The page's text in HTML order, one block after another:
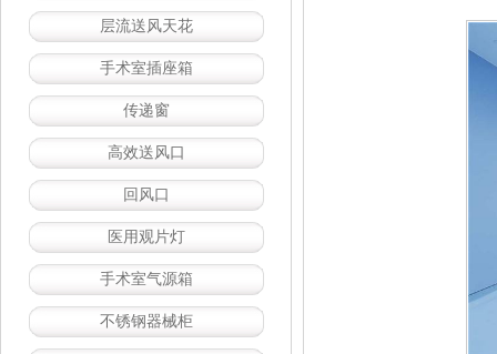
层流送风天花
手术室插座箱
传递窗
高效送风口
回风口
医用观片灯
手术室气源箱
不锈钢器械柜